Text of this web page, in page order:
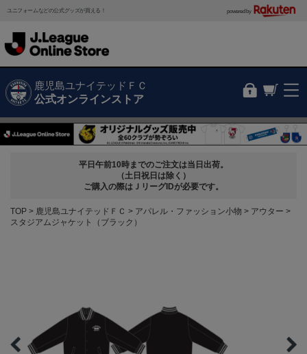
ユニフォームなどの公式グッズが買える！ powered by
鹿児島ユナイテッドＦＣ
公式オンラインストア
平日午前10時までのご注文は当日出荷。
（土日祝日は除く）
ご購入の際はＪリーグIDが必要です。
TOP 鹿児島ユナイテッドＦＣ アパレル・ファッション小物
アウター
スタジアムジャケット（ブラック）